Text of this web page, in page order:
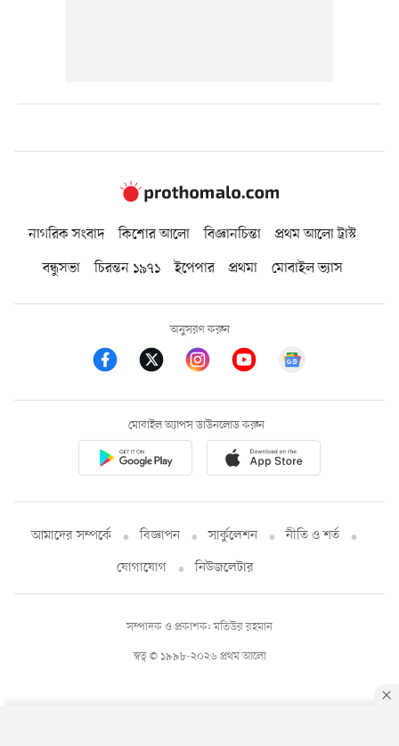
নাগরিক সংবাদ কিশোর আলো বিজ্ঞানচিন্তা
প্রথম আলো ট্রাস্ট
বন্ধুসভা
চিরন্তন ১৯৭১ ইপেপার প্রথমা মোবাইল ভ্যাস
অনুসরণ করুন
মোবাইল অ্যাপস ডাউনলোড করুন
আমাদের সম্পর্কে বিজ্ঞাপন সার্কুলেশন
নীতি ও শর্ত
যোগাযোগ
নিউজলেটার
স্বত্ব © ১৯৯৮-২০২৬ প্রথম আলো
সম্পাদক ও প্রকাশক: মতিউর রহমান